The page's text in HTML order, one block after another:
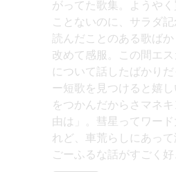
がってた歌集。ようや
ことないのに、サラダ
読んだことのある歌ば
改めて感服。この間エ
について話したばかり
ー短歌を見つけると嬉
をつかんだからさマネ
由は」。彗星ってワー
れど、車荒らしにあっ
ごーふるな話がすごく好